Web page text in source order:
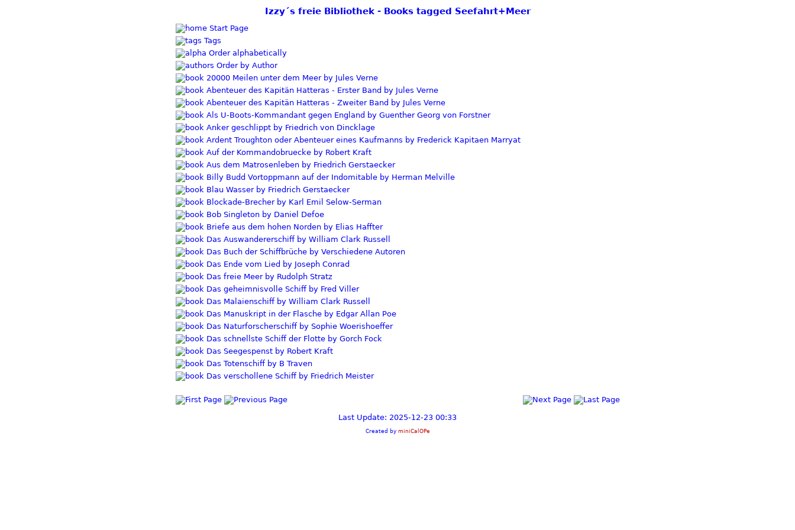
Izzy´s freie Bibliothek - Books tagged Seefahrt+Meer
Start Page
Tags
Order alphabetically
Order by Author
20000 Meilen unter dem Meer by Jules Verne
Abenteuer des Kapitän Hatteras - Erster Band by Jules Verne
Abenteuer des Kapitän Hatteras - Zweiter Band by Jules Verne
Als U-Boots-Kommandant gegen England by Guenther Georg von Forstner
Anker geschlippt by Friedrich von Dincklage
Ardent Troughton oder Abenteuer eines Kaufmanns by Frederick Kapitaen Marryat
Auf der Kommandobruecke by Robert Kraft
Aus dem Matrosenleben by Friedrich Gerstaecker
Billy Budd Vortoppmann auf der Indomitable by Herman Melville
Blau Wasser by Friedrich Gerstaecker
Blockade-Brecher by Karl Emil Selow-Serman
Bob Singleton by Daniel Defoe
Briefe aus dem hohen Norden by Elias Haffter
Das Auswandererschiff by William Clark Russell
Das Buch der Schiffbrüche by Verschiedene Autoren
Das Ende vom Lied by Joseph Conrad
Das freie Meer by Rudolph Stratz
Das geheimnisvolle Schiff by Fred Viller
Das Malaienschiff by William Clark Russell
Das Manuskript in der Flasche by Edgar Allan Poe
Das Naturforscherschiff by Sophie Woerishoeffer
Das schnellste Schiff der Flotte by Gorch Fock
Das Seegespenst by Robert Kraft
Das Totenschiff by B Traven
Das verschollene Schiff by Friedrich Meister
Last Update: 2025-12-23 00:33
Created by miniCalOPe